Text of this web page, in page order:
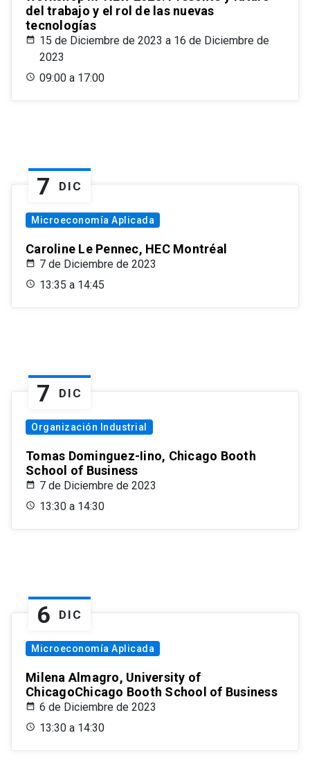
del trabajo y el rol de las nuevas
tecnologías
15 de Diciembre de 2023 a 16 de Diciembre de
2023
09:00 a 17:00
7 DIC
Microeconomía Aplicada
Caroline Le Pennec, HEC Montréal
7 de Diciembre de 2023
13:35 a 14:45
7 DIC
Organización Industrial
Tomas Dominguez-Iino, Chicago Booth
School of Business
7 de Diciembre de 2023
13:30 a 14:30
6 DIC
Microeconomía Aplicada
Milena Almagro, University of
ChicagoChicago Booth School of Business
6 de Diciembre de 2023
13:30 a 14:30